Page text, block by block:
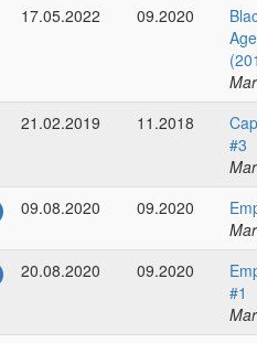
17.05.2022
09.2020
21.02.2019
11.2018
#3
09.08.2020
09.2020
20.08.2020
09.2020
#1